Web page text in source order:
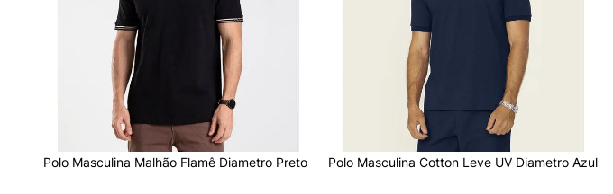
Polo Masculina Malhão Flamê Diametro Preto Polo Masculina Cotton Leve UV Diametro Azul